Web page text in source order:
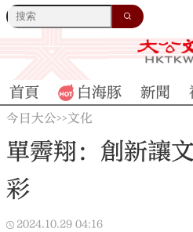
首頁 白海豚 新聞
今日大公>>文化
單霽翔：創新讓
彩
2024.10.29 04:16